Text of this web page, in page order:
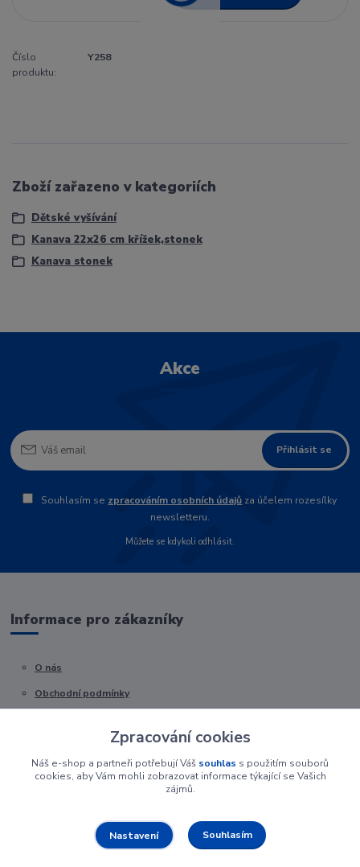
Číslo
produktu:
Y258
Zboží zařazeno v kategoriích
Dětské vyšívání
Kanava 22x26 cm křížek,stonek
Kanava stonek
Akce
Přihlásit se
Souhlasím se zpracováním osobních údajů za účelem rozesílky
newsletteru.
Můžete se kdykoli odhlásit.
Informace pro zákazníky
O nás
Obchodní podmínky
Zpracování cookies
Náš e-shop a partneři potřebují Váš souhlas s použitím souborů
cookies, aby Vám mohli zobrazovat informace týkající se Vašich
zájmů.
Nastavení Souhlasím